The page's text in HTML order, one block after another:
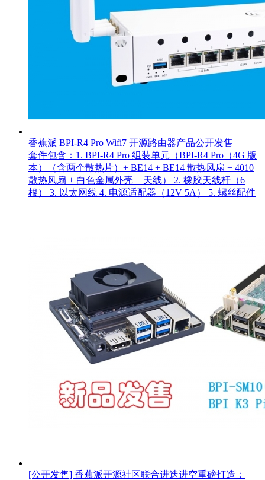
香蕉派 BPI-R4 Pro Wifi7 开源路由器产品公开发售
套件包含：1. BPI-R4 Pro 组装单元（BPI-R4 Pro（4G 版
本）（含两个散热片）+ BE14 + BE14 散热风扇 + 4010
散热风扇 + 白色金属外壳 + 天线） 2. 橡胶天线杆（6
根） 3. 以太网线 4. 电源适配器（12V 5A） 5. 螺丝配件
[公开发售] 香蕉派开源社区联合进迭进空重磅打造：